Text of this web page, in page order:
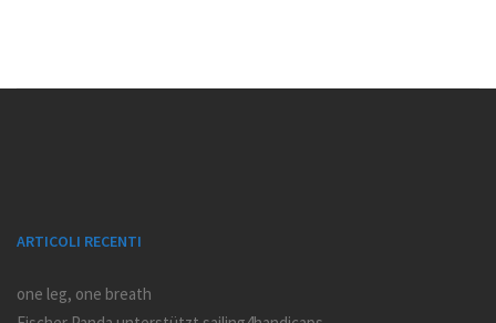
ARTICOLI RECENTI
one leg, one breath